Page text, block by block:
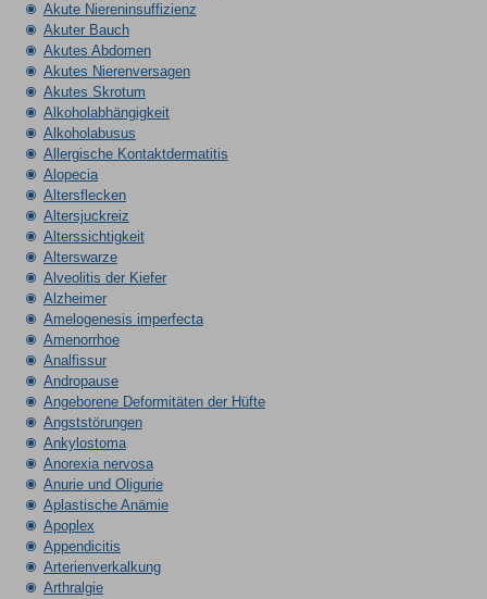
Akute Niereninsuffizienz
Akuter Bauch
Akutes Abdomen
Akutes Nierenversagen
Akutes Skrotum
Alkoholabhängigkeit
Alkoholabusus
Allergische Kontaktdermatitis
Alopecia
Altersflecken
Altersjuckreiz
Alterssichtigkeit
Alterswarze
Alveolitis der Kiefer
Alzheimer
Amelogenesis imperfecta
Amenorrhoe
Analfissur
Andropause
Angeborene Deformitäten der Hüfte
Angststörungen
Ankylostoma
Anorexia nervosa
Anurie und Oligurie
Aplastische Anämie
Apoplex
Appendicitis
Arterienverkalkung
Arthralgie